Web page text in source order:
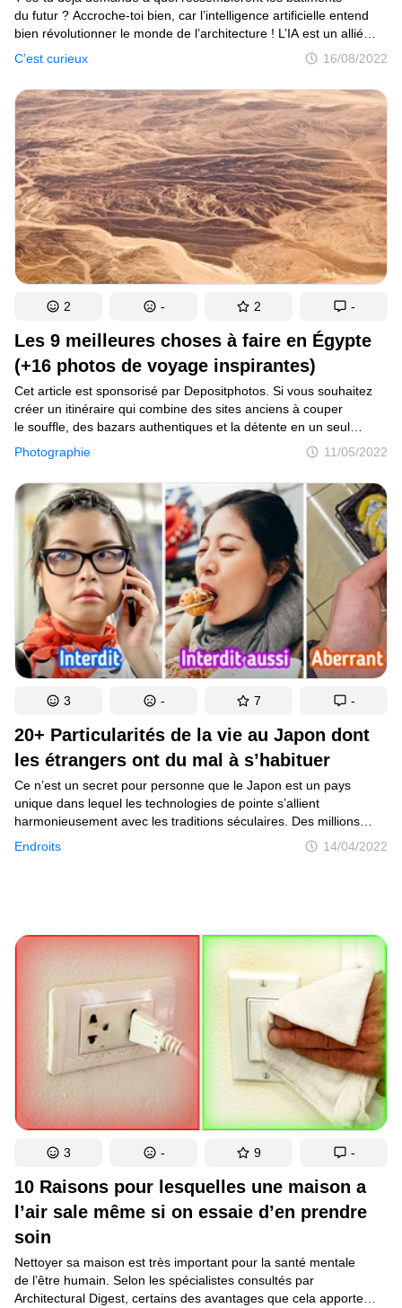
C’est curieux 16/08/2022
du futur ? Accroche-toi bien, car l’intelligence artificielle entend
bien révolutionner le monde de l’architecture ! L’IA est un allié
de poids. Elle peut donner aux architectes d’incroyables outils
novateurs afin de créer des structures à couper le souffle, qui
ne sont pas seulement surprenantes, mais aussi efficaces que
respectueuses de l’environnement ! Voyons donc à quoi pourrait
ressembler notre avenir proche.
Les 9 meilleures choses à faire en Égypte
(+16 photos de voyage inspirantes)
Photographie 11/05/2022
Cet article est sponsorisé par Depositphotos. Si vous souhaitez
créer un itinéraire qui combine des sites anciens à couper
le souffle, des bazars authentiques et la détente en un seul
voyage, visitez donc l’Égypte. Ce pays peut vous offrir des
expériences passionnantes que vous ne vivrez nulle part ailleurs.
2 - 2 -
20+ Particularités de la vie au Japon dont
les étrangers ont du mal à s’habituer
Endroits 14/04/2022
Ce n’est un secret pour personne que le Japon est un pays
unique dans lequel les technologies de pointe s’allient
harmonieusement avec les traditions séculaires. Des millions
de touristes sont fascinés par les choses qu’ils découvrent durant
leur voyage. Et pourtant, ceux qui résident au Japon depuis plus
3 - 7 -
10 Raisons pour lesquelles une maison a
l’air sale même si on essaie d’en prendre
soin
Nettoyer sa maison est très important pour la santé mentale
de l’être humain. Selon les spécialistes consultés par
Architectural Digest, certains des avantages que cela apporte
3 - 9 -